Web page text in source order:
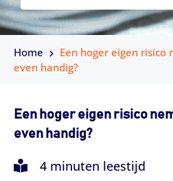
Home
Een hoger eigen
even handig?
Een hoger eigen risico
even handig?
4 minuten leestijd